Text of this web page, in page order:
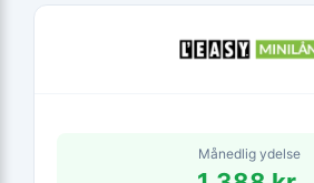
Månedlig ydelse